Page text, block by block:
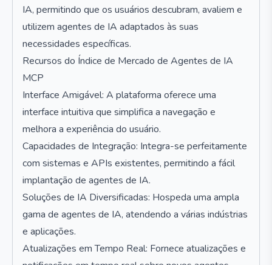
IA, permitindo que os usuários descubram, avaliem e
utilizem agentes de IA adaptados às suas
necessidades específicas.
Recursos do Índice de Mercado de Agentes de IA
MCP
Interface Amigável: A plataforma oferece uma
interface intuitiva que simplifica a navegação e
melhora a experiência do usuário.
Capacidades de Integração: Integra-se perfeitamente
com sistemas e APIs existentes, permitindo a fácil
implantação de agentes de IA.
Soluções de IA Diversificadas: Hospeda uma ampla
gama de agentes de IA, atendendo a várias indústrias
e aplicações.
Atualizações em Tempo Real: Fornece atualizações e